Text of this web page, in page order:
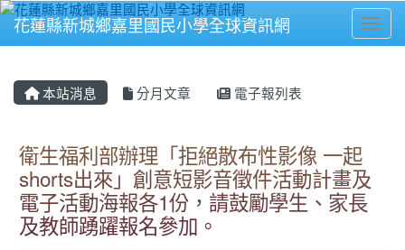
⏸
花蓮縣新城鄉嘉里國民小學全球資訊網
本站消息 分月文章 電子報列表
衛生福利部辦理「拒絕散布性影像 一起
shorts出來」創意短影音徵件活動計畫及
電子活動海報各1份，請鼓勵學生、家長
及教師踴躍報名參加。